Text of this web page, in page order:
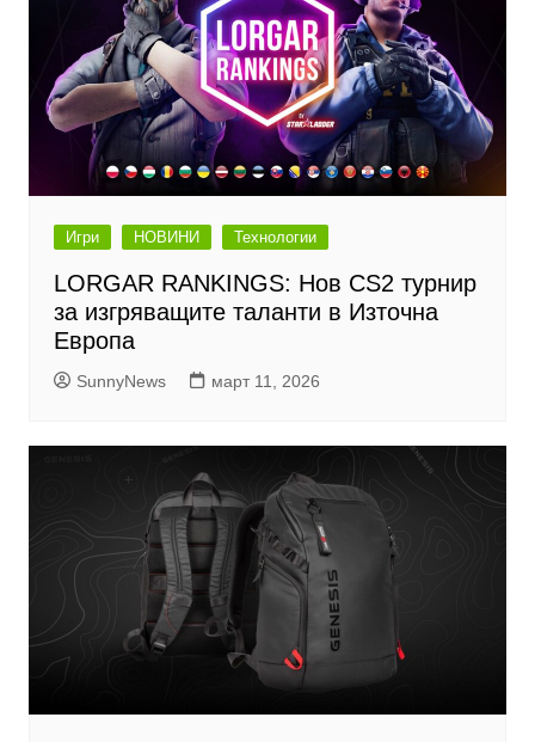
Игри НОВИНИ Технологии
LORGAR RANKINGS: Нов CS2 турнир
за изгряващите таланти в Източна
Европа
SunnyNews март 11, 2026